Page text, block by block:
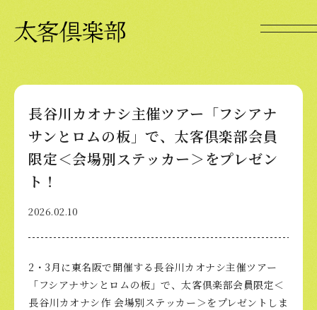
長谷川カオナシ主催ツアー「フシアナ
サンとロムの板」で、太客倶楽部会員
限定＜会場別ステッカー＞をプレゼン
ト！
2026.02.10
2・3月に東名阪で開催する長谷川カオナシ主催ツアー
「フシアナサンとロムの板」で、太客倶楽部会員限定＜
長谷川カオナシ作 会場別ステッカー＞をプレゼントしま